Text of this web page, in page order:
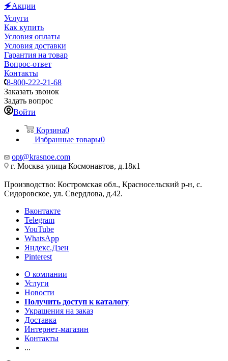
🗲Акции
Услуги
Как купить
Условия оплаты
Условия доставки
Гарантия на товар
Вопрос-ответ
Контакты
8-800-222-21-68
Заказать звонок
Задать вопрос
Войти
Корзина0
Избранные товары0
opt@krasnoe.com
г. Москва улица Космонавтов, д.18к1
Производство: Костромская обл., Красносельский р-н, с.
Сидоровское, ул. Свердлова, д.42.
Вконтакте
Telegram
YouTube
WhatsApp
Яндекс.Дзен
Pinterest
О компании
Услуги
Новости
Получить доступ к каталогу
Украшения на заказ
Доставка
Интернет-магазин
Контакты
...